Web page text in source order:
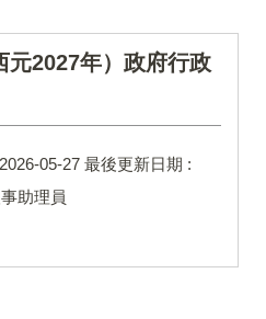
元2027年）政府行政
2026-05-27 最後更新日期 :
助理員